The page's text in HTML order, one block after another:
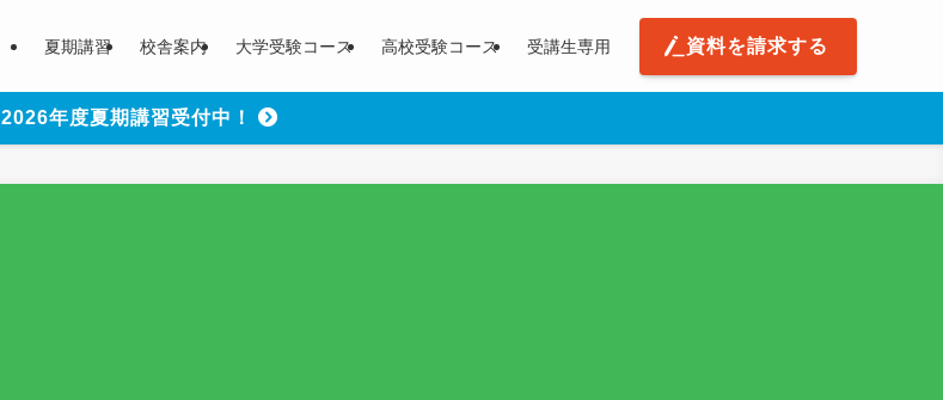
夏期講習 校舎案内 大学受験コース 高校受験コース 受講生専用 資料を請求する
2026年度夏期講習受付中！